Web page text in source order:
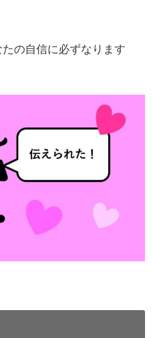
たの自信に必ずなります